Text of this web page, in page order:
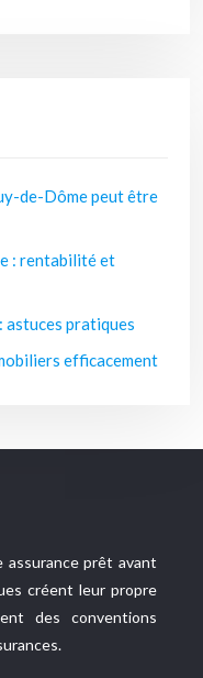
de-Dôme peut être
: rentabilité et
astuces pratiques
efficacement
assurance prêt avant
créent leur propre
des conventions